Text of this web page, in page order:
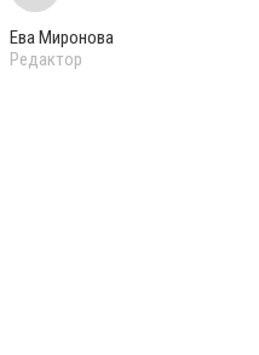
Ева Миронова
Редактор